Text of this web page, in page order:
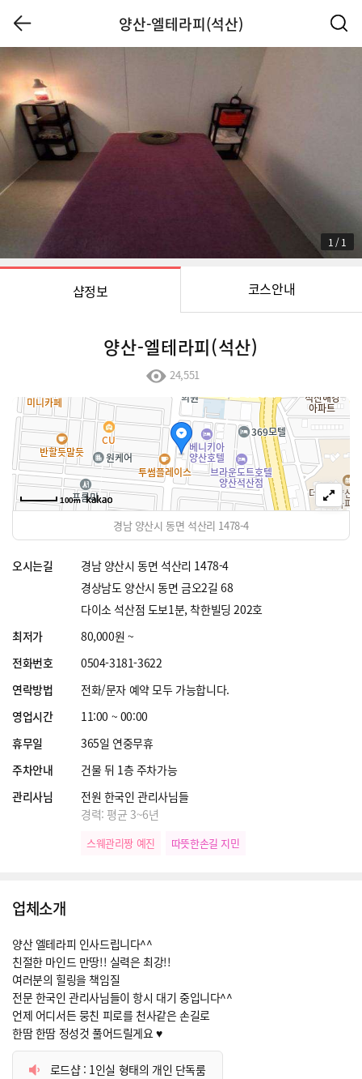
양산-엘테라피(석산)
1 /1
샵정보 코스안내
양산-엘테라피(석산)
24,551
100m
경남 양산시 동면 석산리 1478-4
오시는길
경남 양산시 동면 석산리 1478-4
경상남도 양산시 동면 금오2길 68
다이소 석산점 도보1분, 착한빌딩 202호
최저가
80,000원 ~
전화번호
0504-3181-3622
연락방법
전화/문자 예약 모두 가능합니다.
영업시간
11:00 ~ 00:00
휴무일
365일 연중무휴
주차안내
건물 뒤 1층 주차가능
관리사님
전원 한국인 관리사님들
경력: 평균 3~6년
스웨관리짱 예진 따뜻한손길 지민
업체소개
양산 엘테라피 인사드립니다^^
친절한 마인드 만땅!! 실력은 최강!!
여러분의 힐링을 책임질
전문 한국인 관리사님들이 항시 대기 중입니다^^
언제 어디서든 뭉친 피로를 천사같은 손길로
한땀 한땀 정성것 풀어드릴게요 ♥
로드샵 : 1인실 형태의 개인 단독룸